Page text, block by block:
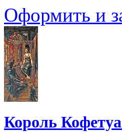
Оформить и
Король